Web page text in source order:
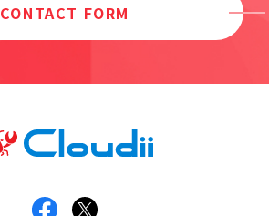
CONTACT FORM